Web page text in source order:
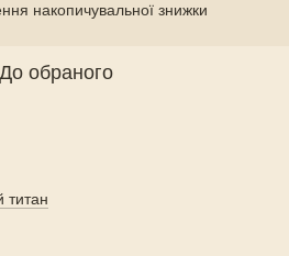
накопичувальної знижки
До обраного
титан